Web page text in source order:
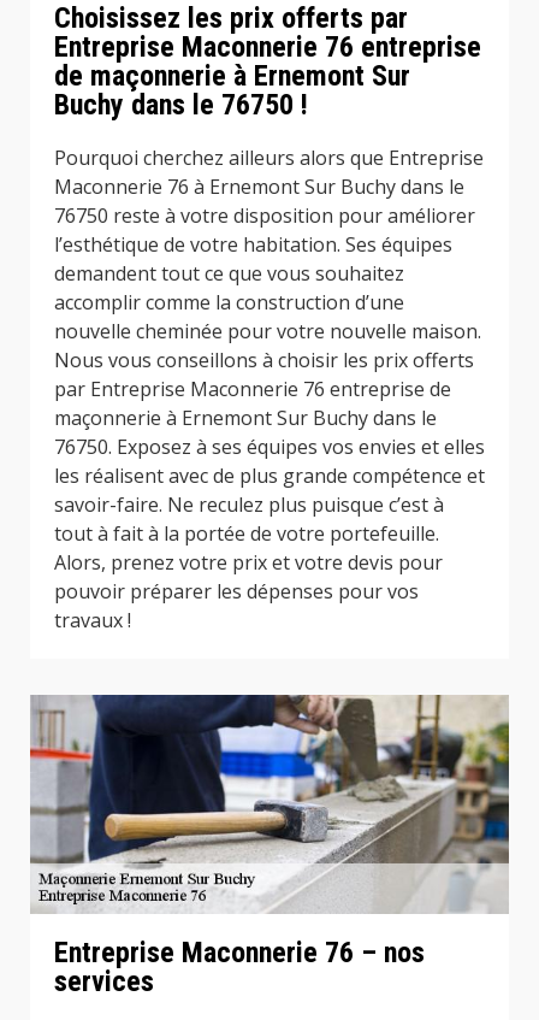
Choisissez les prix offerts par
Entreprise Maconnerie 76 entreprise
de maçonnerie à Ernemont Sur
Buchy dans le 76750 !
Pourquoi cherchez ailleurs alors que Entreprise
Maconnerie 76 à Ernemont Sur Buchy dans le
76750 reste à votre disposition pour améliorer
l’esthétique de votre habitation. Ses équipes
demandent tout ce que vous souhaitez
accomplir comme la construction d’une
nouvelle cheminée pour votre nouvelle maison.
Nous vous conseillons à choisir les prix offerts
par Entreprise Maconnerie 76 entreprise de
maçonnerie à Ernemont Sur Buchy dans le
76750. Exposez à ses équipes vos envies et elles
les réalisent avec de plus grande compétence et
savoir-faire. Ne reculez plus puisque c’est à
tout à fait à la portée de votre portefeuille.
Alors, prenez votre prix et votre devis pour
pouvoir préparer les dépenses pour vos
travaux !
Entreprise Maconnerie 76 – nos
services